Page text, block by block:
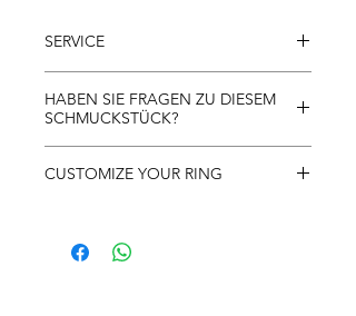
SERVICE
EU
- 30 Tage Rückgaberecht
- kostenlose Rücksendung innerhalb
Österreichs
HABEN SIE FRAGEN ZU DIESEM
SCHMUCKSTÜCK?
unseren Schmuckstücken per Telefon
office@fritzweismann.com
CUSTOMIZE YOUR RING
WEISMANN sind individuell
personalisierbar. In Ringgröße,